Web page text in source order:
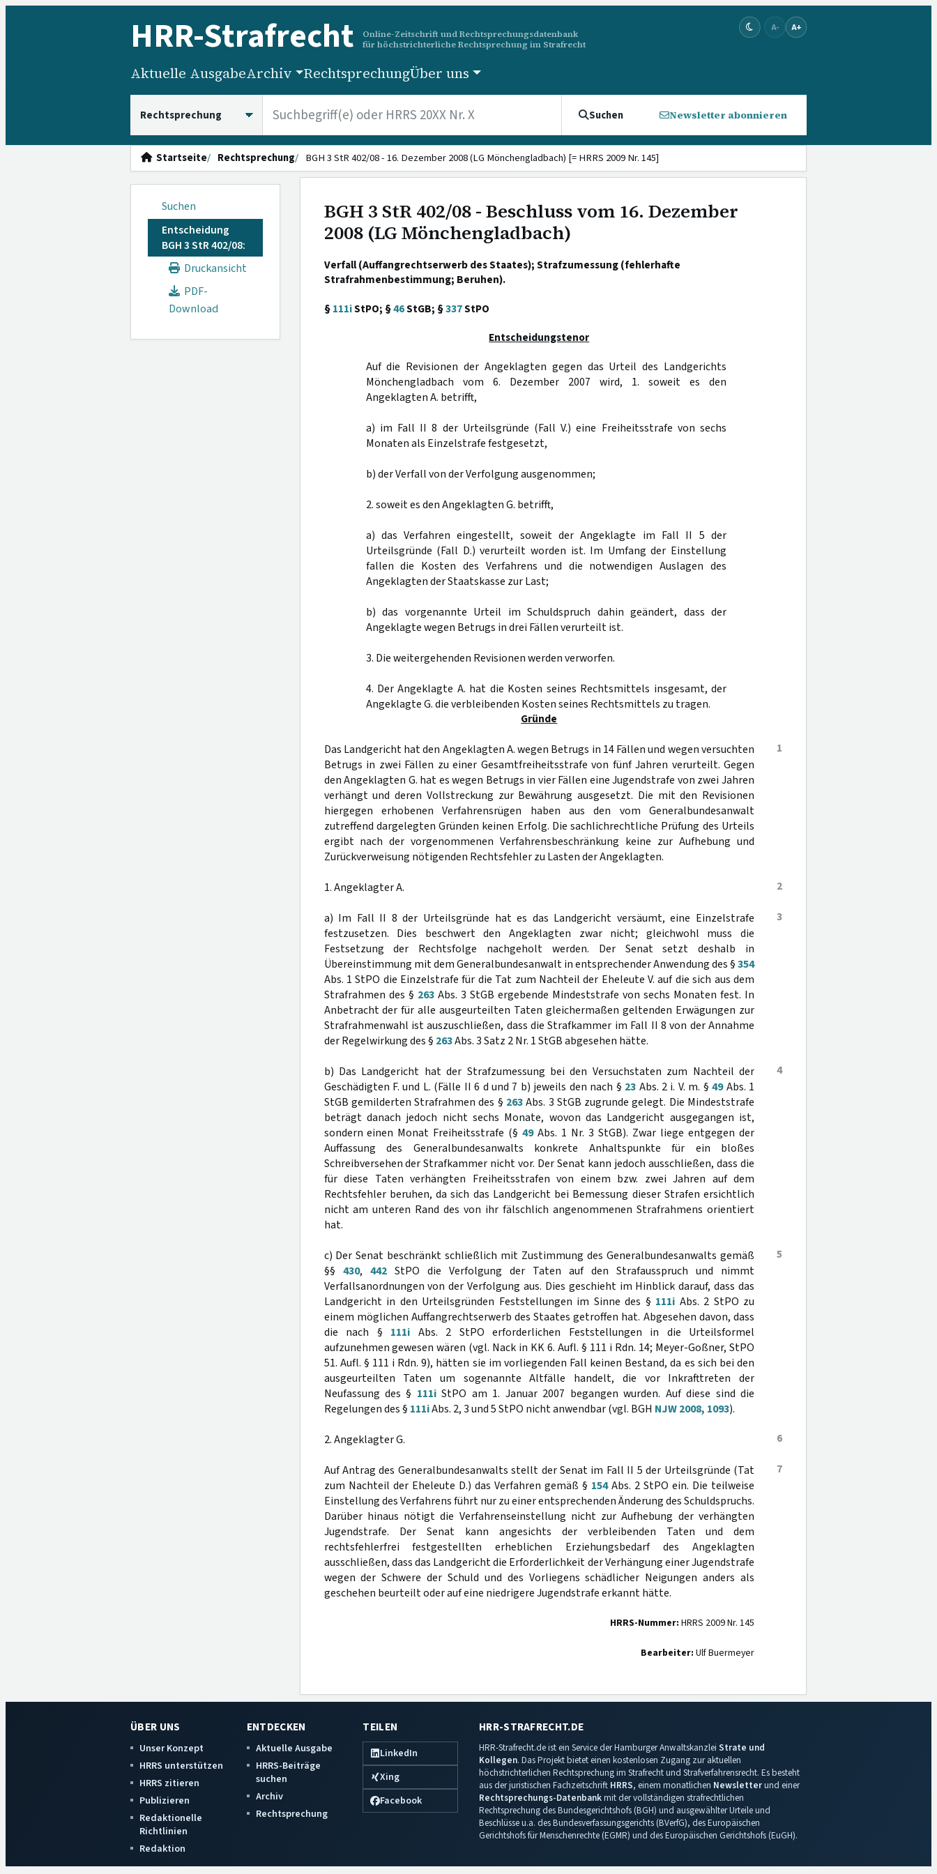
HRR-Strafrecht
Online-Zeitschrift und Rechtsprechungsdatenbank
für höchstrichterliche Rechtsprechung im Strafrecht
A- A+
Aktuelle AusgabeArchiv RechtsprechungÜber uns
Suchen Newsletter abonnieren
Startseite Rechtsprechung BGH 3 StR 402/08 - 16. Dezember 2008 (LG Mönchengladbach) [= HRRS 2009 Nr. 145]
Suchen
Entscheidung
BGH 3 StR 402/08:
Druckansicht
PDF-
Download
BGH 3 StR 402/08 - Beschluss vom 16. Dezember
2008 (LG Mönchengladbach)
Verfall (Auffangrechtserwerb des Staates); Strafzumessung (fehlerhafte
Strafrahmenbestimmung; Beruhen).
§111iStPO; §46StGB; §337StPO
Entscheidungstenor
Auf die Revisionen der Angeklagten gegen das Urteil des Landgerichts
Mönchengladbach vom 6. Dezember 2007 wird, 1. soweit es den
Angeklagten A. betrifft,
a) im Fall II 8 der Urteilsgründe (Fall V.) eine Freiheitsstrafe von sechs
Monaten als Einzelstrafe festgesetzt,
b) der Verfall von der Verfolgung ausgenommen;
2. soweit es den Angeklagten G. betrifft,
a) das Verfahren eingestellt, soweit der Angeklagte im Fall II 5 der
Urteilsgründe (Fall D.) verurteilt worden ist. Im Umfang der Einstellung
fallen die Kosten des Verfahrens und die notwendigen Auslagen des
Angeklagten der Staatskasse zur Last;
b) das vorgenannte Urteil im Schuldspruch dahin geändert, dass der
Angeklagte wegen Betrugs in drei Fällen verurteilt ist.
3. Die weitergehenden Revisionen werden verworfen.
4. Der Angeklagte A. hat die Kosten seines Rechtsmittels insgesamt, der
Angeklagte G. die verbleibenden Kosten seines Rechtsmittels zu tragen.
Gründe
1
Das Landgericht hat den Angeklagten A. wegen Betrugs in 14 Fällen und wegen versuchten
Betrugs in zwei Fällen zu einer Gesamtfreiheitsstrafe von fünf Jahren verurteilt. Gegen
den Angeklagten G. hat es wegen Betrugs in vier Fällen eine Jugendstrafe von zwei Jahren
verhängt und deren Vollstreckung zur Bewährung ausgesetzt. Die mit den Revisionen
hiergegen erhobenen Verfahrensrügen haben aus den vom Generalbundesanwalt
zutreffend dargelegten Gründen keinen Erfolg. Die sachlichrechtliche Prüfung des Urteils
ergibt nach der vorgenommenen Verfahrensbeschränkung keine zur Aufhebung und
Zurückverweisung nötigenden Rechtsfehler zu Lasten der Angeklagten.
2
1. Angeklagter A.
3
a) Im Fall II 8 der Urteilsgründe hat es das Landgericht versäumt, eine Einzelstrafe
festzusetzen. Dies beschwert den Angeklagten zwar nicht; gleichwohl muss die
Festsetzung der Rechtsfolge nachgeholt werden. Der Senat setzt deshalb in
Übereinstimmung mit dem Generalbundesanwalt in entsprechender Anwendung des §354
Abs. 1 StPO die Einzelstrafe für die Tat zum Nachteil der Eheleute V. auf die sich aus dem
Strafrahmen des § 263Abs. 3 StGB ergebende Mindeststrafe von sechs Monaten fest. In
Anbetracht der für alle ausgeurteilten Taten gleichermaßen geltenden Erwägungen zur
Strafrahmenwahl ist auszuschließen, dass die Strafkammer im Fall II 8 von der Annahme
der Regelwirkung des § 263Abs. 3 Satz 2 Nr. 1 StGB abgesehen hätte.
4
b) Das Landgericht hat der Strafzumessung bei den Versuchstaten zum Nachteil der
Geschädigten F. und L. (Fälle II 6 d und 7 b) jeweils den nach § 23 Abs. 2 i. V. m. §49Abs. 1
StGB gemilderten Strafrahmen des § 263Abs. 3 StGB zugrunde gelegt. Die Mindeststrafe
beträgt danach jedoch nicht sechs Monate, wovon das Landgericht ausgegangen ist,
sondern einen Monat Freiheitsstrafe (§49Abs. 1 Nr. 3 StGB). Zwar liege entgegen der
Auffassung des Generalbundesanwalts konkrete Anhaltspunkte für ein bloßes
Schreibversehen der Strafkammer nicht vor. Der Senat kann jedoch ausschließen, dass die
für diese Taten verhängten Freiheitsstrafen von einem bzw. zwei Jahren auf dem
Rechtsfehler beruhen, da sich das Landgericht bei Bemessung dieser Strafen ersichtlich
nicht am unteren Rand des von ihr fälschlich angenommenen Strafrahmens orientiert
hat.
5
c) Der Senat beschränkt schließlich mit Zustimmung des Generalbundesanwalts gemäß
§§ 430, 442StPO die Verfolgung der Taten auf den Strafausspruch und nimmt
Verfallsanordnungen von der Verfolgung aus. Dies geschieht im Hinblick darauf, dass das
Landgericht in den Urteilsgründen Feststellungen im Sinne des § 111i Abs. 2 StPO zu
einem möglichen Auffangrechtserwerb des Staates getroffen hat. Abgesehen davon, dass
die nach § 111i Abs. 2 StPO erforderlichen Feststellungen in die Urteilsformel
aufzunehmen gewesen wären (vgl. Nack in KK 6. Aufl. § 111 i Rdn. 14; Meyer-Goßner, StPO
51. Aufl. § 111 i Rdn. 9), hätten sie im vorliegenden Fall keinen Bestand, da es sich bei den
ausgeurteilten Taten um sogenannte Altfälle handelt, die vor Inkrafttreten der
Neufassung des § 111iStPO am 1. Januar 2007 begangen wurden. Auf diese sind die
Regelungen des § 111iAbs. 2, 3 und 5 StPO nicht anwendbar (vgl. BGH NJW 2008, 1093).
6
2. Angeklagter G.
7
Auf Antrag des Generalbundesanwalts stellt der Senat im Fall II 5 der Urteilsgründe (Tat
zum Nachteil der Eheleute D.) das Verfahren gemäß § 154Abs. 2 StPO ein. Die teilweise
Einstellung des Verfahrens führt nur zu einer entsprechenden Änderung des Schuldspruchs.
Darüber hinaus nötigt die Verfahrenseinstellung nicht zur Aufhebung der verhängten
Jugendstrafe. Der Senat kann angesichts der verbleibenden Taten und dem
rechtsfehlerfrei festgestellten erheblichen Erziehungsbedarf des Angeklagten
ausschließen, dass das Landgericht die Erforderlichkeit der Verhängung einer Jugendstrafe
wegen der Schwere der Schuld und des Vorliegens schädlicher Neigungen anders als
geschehen beurteilt oder auf eine niedrigere Jugendstrafe erkannt hätte.
HRRS-Nummer: HRRS 2009 Nr. 145
Bearbeiter: Ulf Buermeyer
ÜBER UNS
Unser Konzept
HRRS unterstützen
HRRS zitieren
Publizieren
Redaktionelle
Richtlinien
Redaktion
ENTDECKEN
Aktuelle Ausgabe
HRRS-Beiträge
suchen
Archiv
Rechtsprechung
TEILEN
LinkedIn
Xing
Facebook
HRR-STRAFRECHT.DE
HRR-Strafrecht.de ist ein Service der Hamburger Anwaltskanzlei Strate und
Kollegen. Das Projekt bietet einen kostenlosen Zugang zur aktuellen
höchstrichterlichen Rechtsprechung im Strafrecht und Strafverfahrensrecht. Es besteht
aus der juristischen Fachzeitschrift HRRS, einem monatlichen Newsletterund einer
Rechtsprechungs-Datenbankmit der vollständigen strafrechtlichen
Rechtsprechung des Bundesgerichtshofs (BGH) und ausgewählter Urteile und
Beschlüsse u.a. des Bundesverfassungsgerichts (BVerfG), des Europäischen
Gerichtshofs für Menschenrechte (EGMR) und des Europäischen Gerichtshofs (EuGH).